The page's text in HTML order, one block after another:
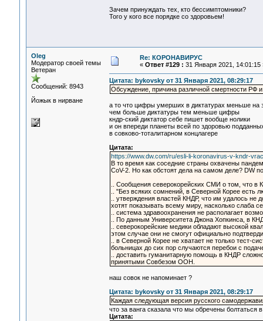
Зачем принуждать тех, кто бессимптомники?
Того у кого все порядке со здоровьем!
Oleg
Модератор своей темы
Ветеран
Сообщений: 8943
Йожык в нирване
Re: КОРОНАВИРУС
« Ответ #129 : 31 Января 2021, 14:01:15
Цитата: bykovsky от 31 Января 2021, 08:29:17
Обсуждение, причина различной смертности РФ
а то что цифры умерших в диктатурах меньше на
чем больше диктатуры тем меньше цифры
кндр-ский диктатор себе пишет вообще нолики
и он впереди планеты всей по здоровью
в совково-тоталитарном концлагере
Цитата:
https://www.dw.com/ru/esli-li-koronavirus-v-kndr-
В то время как соседние страны охвачены
CoV-2. Но как обстоят дела на самом деле? DW
.. Сообщения северокорейских СМИ о том, что в
.. "Без всяких сомнений, в Северной Корее есть
.. утверждения властей КНДР, что им удалось не
хотят показывать всему миру, насколько слаба
.. система здравоохранения не располагает
.. По данным Университета Джона Хопкинса, в
.. северокорейские медики обладают высокой
этом случае они не смогут официально
.. в Северной Корее не хватает не только тест-
больницах до сих пор случаются перебои с
.. доставить гуманитарную помощь в КНДР
принятыми Совбезом ООН.
наш совок не напоминает ?
Цитата: bykovsky от 31 Января 2021, 08:29:17
Каждая следующая версия русского
что за ванга сказала что мы обречены болтаться
Цитата: